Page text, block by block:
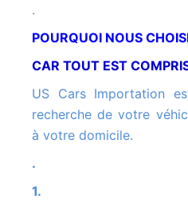
.
POURQUOI NOUS
CAR TOUT EST
US Cars Importation est transparent pour la
recherche de votre
à votre domicile.
.
1.